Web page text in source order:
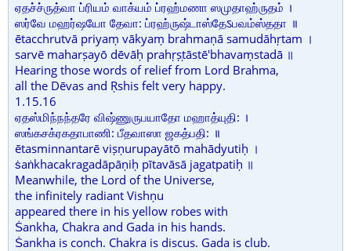
ஏதச்ச்ருத்வா ப்ரியம் வாக்யம் ப்ரஹ்மணா ஸமுதாஹ்ருதம் ।
ஸர்வே மஹர்ஷயோ தேவா: ப்ரஹ்ருஷ்டாஸ்தேऽபவம்ஸ்ததா ॥
ētacchrutvā priyaṃ vākyaṃ brahmaṇā samudāhṛtam ।
sarvē maharṣayō dēvāḥ prahṛṣṭāstē'bhavaṃstadā ॥
Hearing those words of relief from Lord Brahma,
all the Dēvas and Ṛshis felt very happy.
1.15.16
ஏதஸ்மிந்நந்தரே விஷ்ணுருபயாதோ மஹாத்யுதி: ।
ஸங்கசக்ரகதாபாணி: பீதவாஸா ஜகத்பதி: ॥
ētasminnantarē viṣṇurupayātō mahādyutiḥ ।
ṡaṅkhacakragadāpāṇiḥ pītavāsā jagatpatiḥ ॥
Meanwhile, the Lord of the Universe,
the infinitely radiant Vishṇu
appeared there in his yellow robes with
Ṡankha, Chakra and Gada in his hands.
Ṡankha is conch. Chakra is discus. Gada is club.